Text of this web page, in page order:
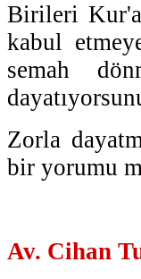
Birileri
kabul
semah
Zorla
bir yorumu
Av. Cihan